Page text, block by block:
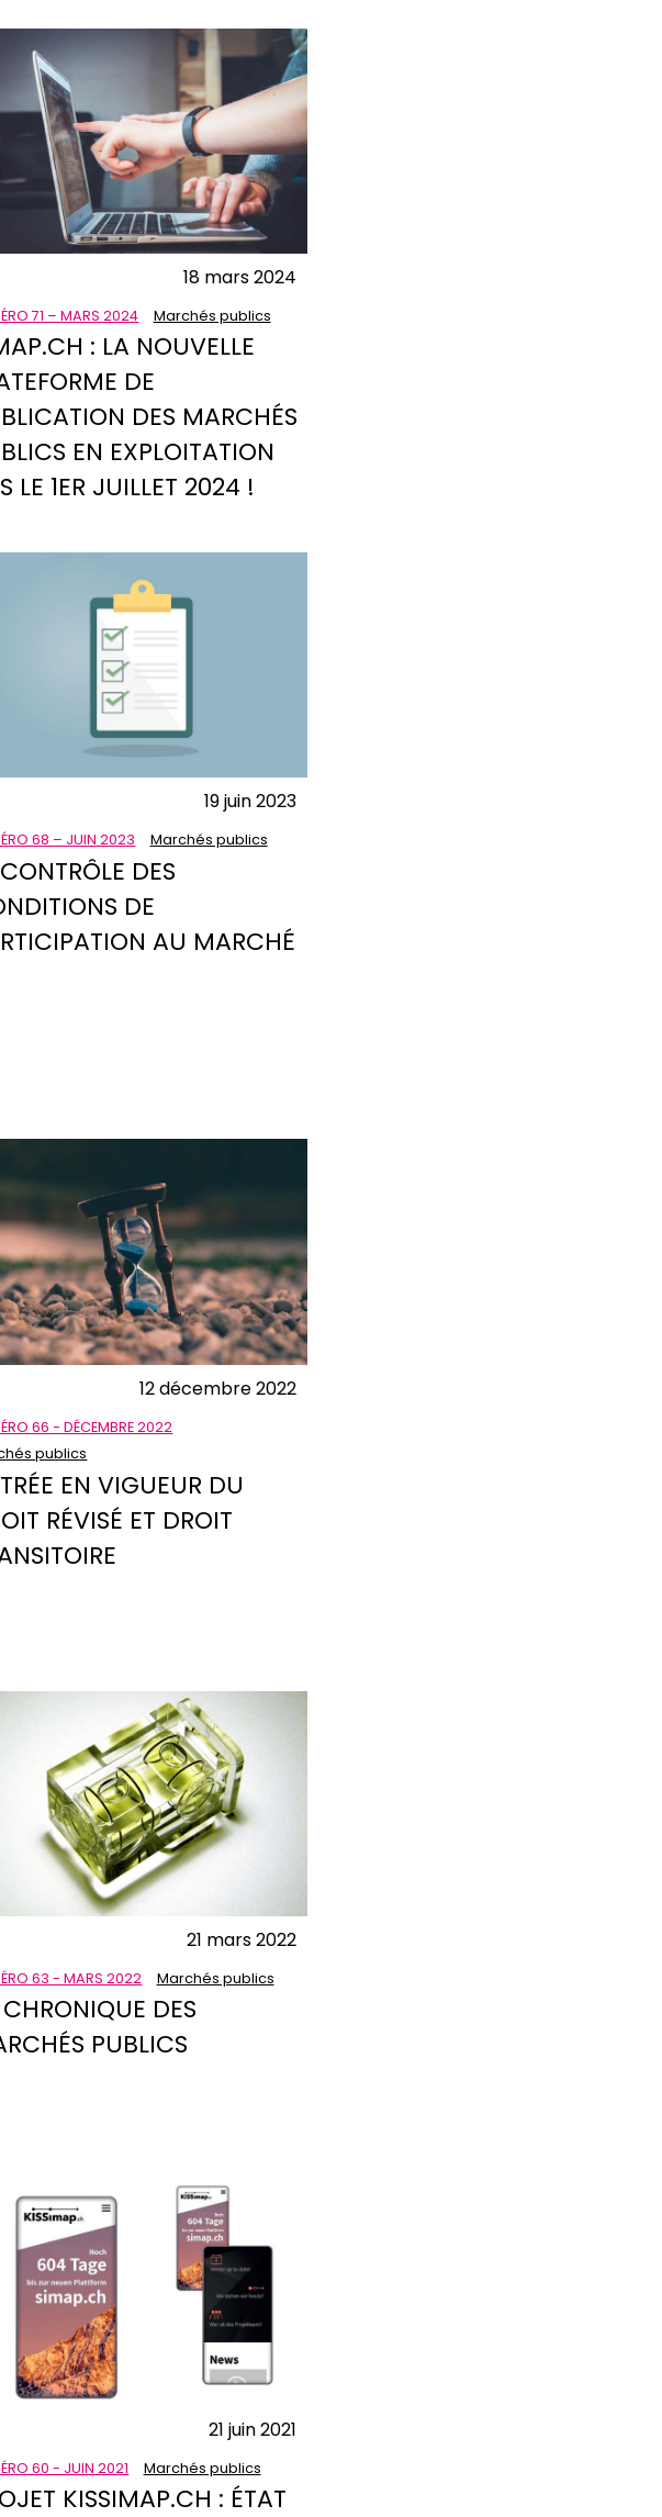
18 mars 2024
71 – MARS 2024 Marchés publics
: LA NOUVELLE
DE
DES MARCHÉS
EN EXPLOITATION
LE 1ER JUILLET 2024 !
19 juin 2023
68 – JUIN 2023 Marchés publics
DES
DE
AU MARCHÉ
12 décembre 2022
66 - DÉCEMBRE 2022
publics
EN VIGUEUR DU
RÉVISÉ ET DROIT
21 mars 2022
63 - MARS 2022 Marchés publics
DES
PUBLICS
21 juin 2021
60 - JUIN 2021 Marchés publics
KISSIMAP.CH : ÉTAT